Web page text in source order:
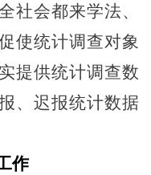
社会都来学法、
使统计调查对象
提供统计调查数
、迟报统计数据
作